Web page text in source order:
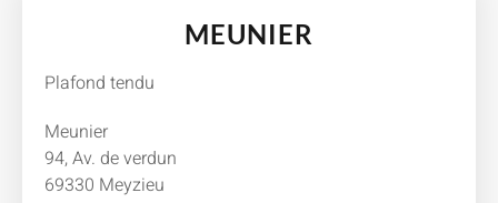
MEUNIER
Plafond tendu
Meunier
94, Av. de verdun
69330 Meyzieu